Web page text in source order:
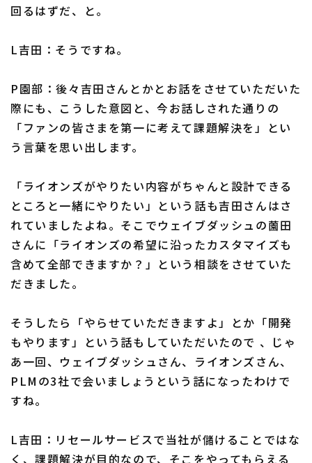
回るはずだ、と。
L吉田：そうですね。
P園部：後々吉田さんとかとお話をさせていただいた
際にも、こうした意図と、今お話しされた通りの
「ファンの皆さまを第一に考えて課題解決を」とい
う言葉を思い出します。
「ライオンズがやりたい内容がちゃんと設計できる
ところと一緒にやりたい」という話も吉田さんはさ
れていましたよね。そこでウェイブダッシュの薗田
さんに「ライオンズの希望に沿ったカスタマイズも
含めて全部できますか？」という相談をさせていた
だきました。
そうしたら「やらせていただきますよ」とか「開発
もやります」という話もしていただいたので 、じゃ
あ一回、ウェイブダッシュさん、ライオンズさん、
PLMの3社で会いましょうという話になったわけで
すね。
L吉田：リセールサービスで当社が儲けることではな
く、課題解決が目的なので、そこをやってもらえる